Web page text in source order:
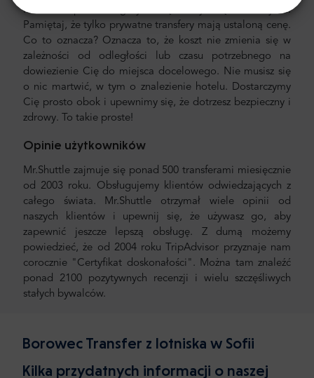
Możesz zapłacić z góry kartą kredytową lub PayPal.
Pamiętaj, że tylko prywatne transfery mają ustaloną cenę.
Co to oznacza? Oznacza to, że koszt nie zmienia się w
zależności od odległości lub czasu potrzebnego na
dowiezienie Cię do miejsca docelowego. Nie musisz się
o nic martwić, w tym o znalezienie hotelu. Dostarczymy
Cię prosto obok i upewnimy się, że dotrzesz bezpieczny i
zdrowy. To takie proste!
Opinie użytkowników
Mr.Shuttle zajmuje się ponad 500 transferami miesięcznie
od 2003 roku. Obsługujemy klientów odwiedzających z
całego świata. Mr.Shuttle otrzymał wiele opinii od
naszych klientów i upewnij się, że używasz go, aby
zapewnić jeszcze lepszą obsługę. Z dumą możemy
powiedzieć, że od 2004 roku TripAdvisor przyznaje nam
corocznie "Certyfikat doskonałości". Można tam znaleźć
ponad 2100 pozytywnych recenzji i wielu szczęśliwych
stałych bywalców.
Borowec Transfer z lotniska w Sofii
Kilka przydatnych informacji o naszej